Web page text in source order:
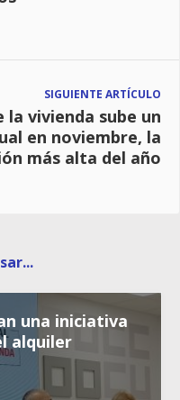
SIGUIENTE ARTÍCULO
la vivienda sube un
en noviembre, la
más alta del año
una iniciativa
alquiler